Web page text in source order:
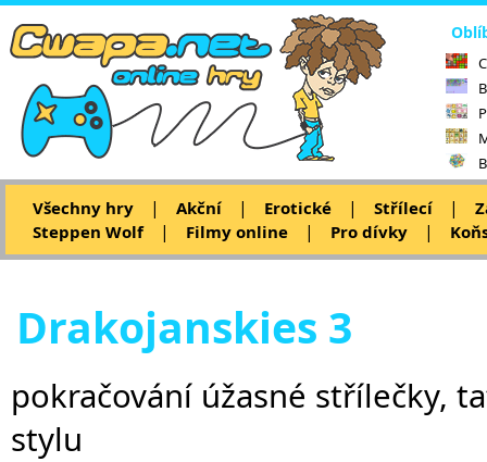
Všechny hry | Akční | Erotické | Střílecí |
Steppen Wolf
| Filmy online | Pro dívky |
Drakojanskies 3
pokračování úžasné střílečky,
stylu